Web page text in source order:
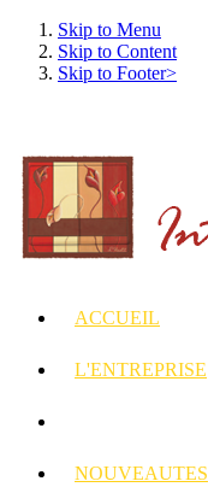
Skip to Menu
Skip to Content
Skip to Footer>
ACCUEIL
L'ENTREPRISE
NOUVEAUTES